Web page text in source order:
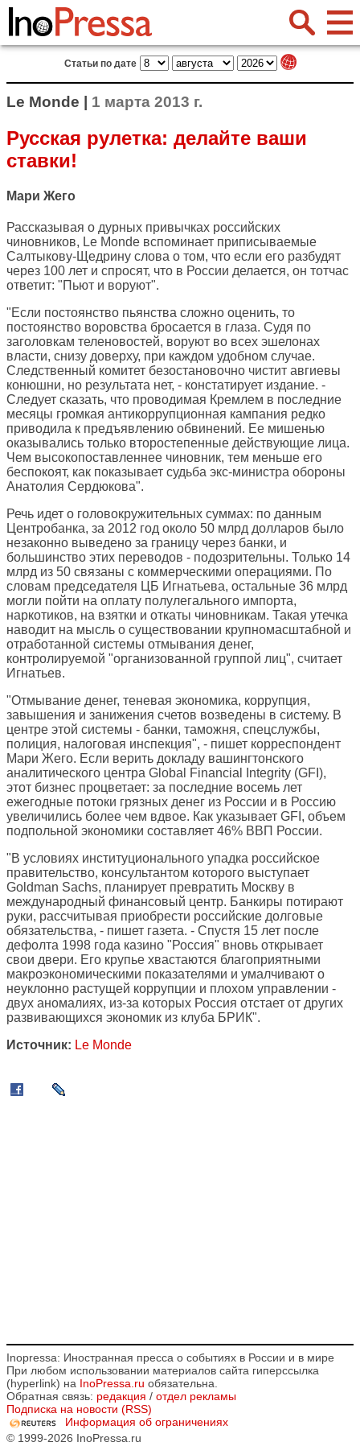
Статьи по дате
Le Monde | 1 марта 2013 г.
Русская рулетка: делайте ваши
ставки!
Мари Жего
Рассказывая о дурных привычках российских
чиновников, Le Monde вспоминает приписываемые
Салтыкову-Щедрину слова о том, что если его разбудят
через 100 лет и спросят, что в России делается, он тотчас
ответит: "Пьют и воруют".
"Если постоянство пьянства сложно оценить, то
постоянство воровства бросается в глаза. Судя по
заголовкам теленовостей, воруют во всех эшелонах
власти, снизу доверху, при каждом удобном случае.
Следственный комитет безостановочно чистит авгиевы
конюшни, но результата нет, - констатирует издание. -
Следует сказать, что проводимая Кремлем в последние
месяцы громкая антикоррупционная кампания редко
приводила к предъявлению обвинений. Ее мишенью
оказывались только второстепенные действующие лица.
Чем высокопоставленнее чиновник, тем меньше его
беспокоят, как показывает судьба экс-министра обороны
Анатолия Сердюкова".
Речь идет о головокружительных суммах: по данным
Центробанка, за 2012 год около 50 млрд долларов было
незаконно выведено за границу через банки, и
большинство этих переводов - подозрительны. Только 14
млрд из 50 связаны с коммерческими операциями. По
словам председателя ЦБ Игнатьева, остальные 36 млрд
могли пойти на оплату полулегального импорта,
наркотиков, на взятки и откаты чиновникам. Такая утечка
наводит на мысль о существовании крупномасштабной и
отработанной системы отмывания денег,
контролируемой "организованной группой лиц", считает
Игнатьев.
"Отмывание денег, теневая экономика, коррупция,
завышения и занижения счетов возведены в систему. В
центре этой системы - банки, таможня, спецслужбы,
полиция, налоговая инспекция", - пишет корреспондент
Мари Жего. Если верить докладу вашингтонского
аналитического центра Global Financial Integrity (GFI),
этот бизнес процветает: за последние восемь лет
ежегодные потоки грязных денег из России и в Россию
увеличились более чем вдвое. Как указывает GFI, объем
подпольной экономики составляет 46% ВВП России.
"В условиях институционального упадка российское
правительство, консультантом которого выступает
Goldman Sachs, планирует превратить Москву в
международный финансовый центр. Банкиры потирают
руки, рассчитывая приобрести российские долговые
обязательства, - пишет газета. - Спустя 15 лет после
дефолта 1998 года казино "Россия" вновь открывает
свои двери. Его крупье хвастаются благоприятными
макроэкономическими показателями и умалчивают о
неуклонно растущей коррупции и плохом управлении -
двух аномалиях, из-за которых Россия отстает от других
развивающихся экономик из клуба БРИК".
Источник: Le Monde
Inopressa: Иностранная пресса о событиях в России и в мире
При любом использовании материалов сайта гиперссылка
(hyperlink) на InoPressa.ru обязательна.
Обратная связь: редакция / отдел рекламы
Подписка на новости (RSS)
Информация об ограничениях
© 1999-2026 InoPressa.ru